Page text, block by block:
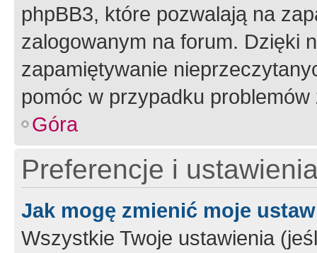
phpBB3, które pozwalają na
zalogowanym na forum. Dzięki
zapamiętywanie
pomóc w przypadku
Góra
Preferencje i
Jak mogę zmienić moje
Wszystkie Twoje ustawienia